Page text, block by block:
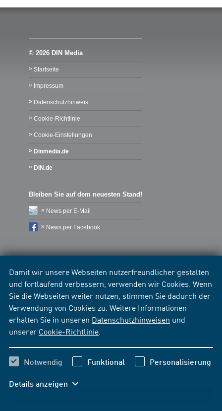
Damit wir unsere Webseiten nutzerfreundlicher gestalten
und fortlaufend verbessern, verwenden wir Cookies. Wenn
Sie die Webseiten weiter nutzen, stimmen Sie dadurch der
Verwendung von Cookies zu. Weitere Informationen
erhalten Sie in unseren Datenschutzhinweisen und
unserer Cookie-Richtlinie
Notwendig Funktional Personalisierung
Details anzeigen
© 2026 DIN Media
Startseite
Impressum
Datenschutzhinweis
Cookie-Richtlinie
Cookie-Einstellungen
Dinmedia.de
DIN.de
Bleiben Sie auf dem neuesten Stand!
News per E-Mail
News per Facebook